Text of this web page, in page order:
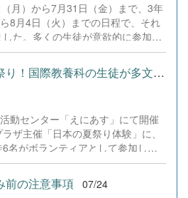
り、多大なるご支援・ご協力をいた
ならびに心温まるご寄付や温かい
た地域の皆様方に、心より感謝申
温かいご支援が部員たちの大きな
で最高のパフォーマンスと演技を
。今回の経験を糧に、さらに表現
ご声援をよろしくお願いいたしま
月）から7月31日（金）まで、3年
8月4日（火）までの日程で、それ
た。多くの生徒が意欲的に参加
の復習や発展的な内容、受験に向
り組む姿が見られました。夏期講
や知識を、今後の学校生活や学習
らなる成長につなげてくれること
【世界とつながる夏祭り！国際教養科の生徒が多文化共生ボランテ...
動センター「えにあす」にて開催
ザ主催「日本の夏祭り体験」に、
名がボランティアとして参加しま
イナ、ネパール、アフガニスタンな
り、ヨーヨー釣りや綿あめ、盆踊
イベントを彩った1年生や、経験
前の注意事項 07/24